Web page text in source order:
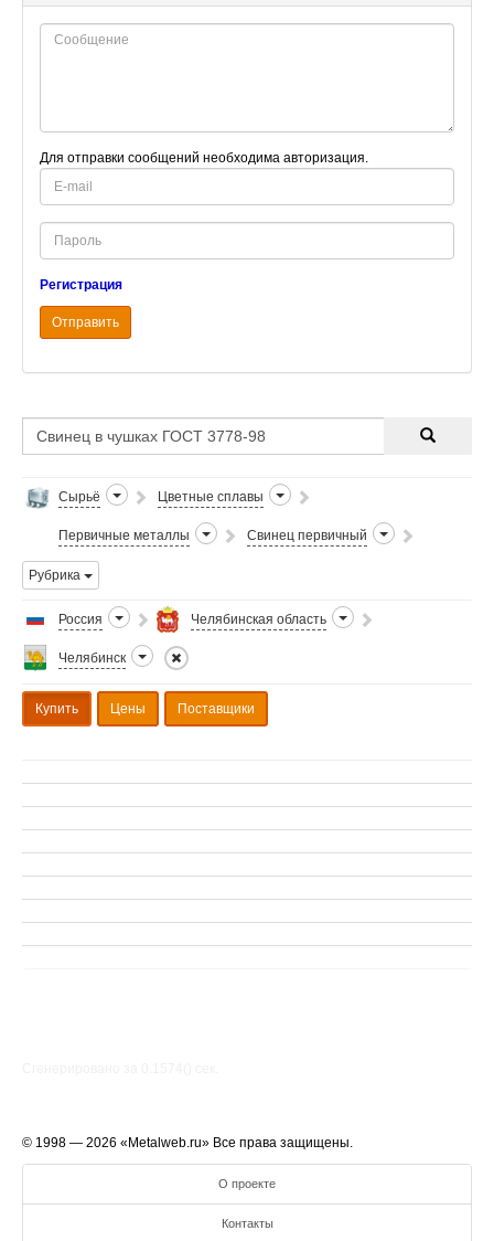
Для отправки сообщений необходима авторизация.
E-
mail
Password
Регистрация
Отправить
Сырьё Цветные сплавы
Первичные металлы Свинец первичный
Рубрика
Россия Челябинская область
Челябинск
Купить Цены Поставщики
© 1998 — 2026 «Metalweb.ru» Все права защищены.
О проекте
Контакты